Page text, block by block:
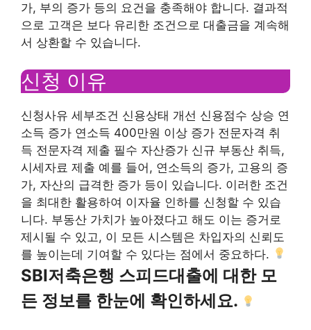
가, 부의 증가 등의 요건을 충족해야 합니다. 결과적
으로 고객은 보다 유리한 조건으로 대출금을 계속해
서 상환할 수 있습니다.
신청 이유
신청사유 세부조건 신용상태 개선 신용점수 상승 연
소득 증가 연소득 400만원 이상 증가 전문자격 취
득 전문자격 제출 필수 자산증가 신규 부동산 취득,
시세자료 제출 예를 들어, 연소득의 증가, 고용의 증
가, 자산의 급격한 증가 등이 있습니다. 이러한 조건
을 최대한 활용하여 이자율 인하를 신청할 수 있습
니다. 부동산 가치가 높아졌다고 해도 이는 증거로
제시될 수 있고, 이 모든 시스템은 차입자의 신뢰도
를 높이는데 기여할 수 있다는 점에서 중요하다.
SBI저축은행 스피드대출에 대한 모
든 정보를 한눈에 확인하세요.